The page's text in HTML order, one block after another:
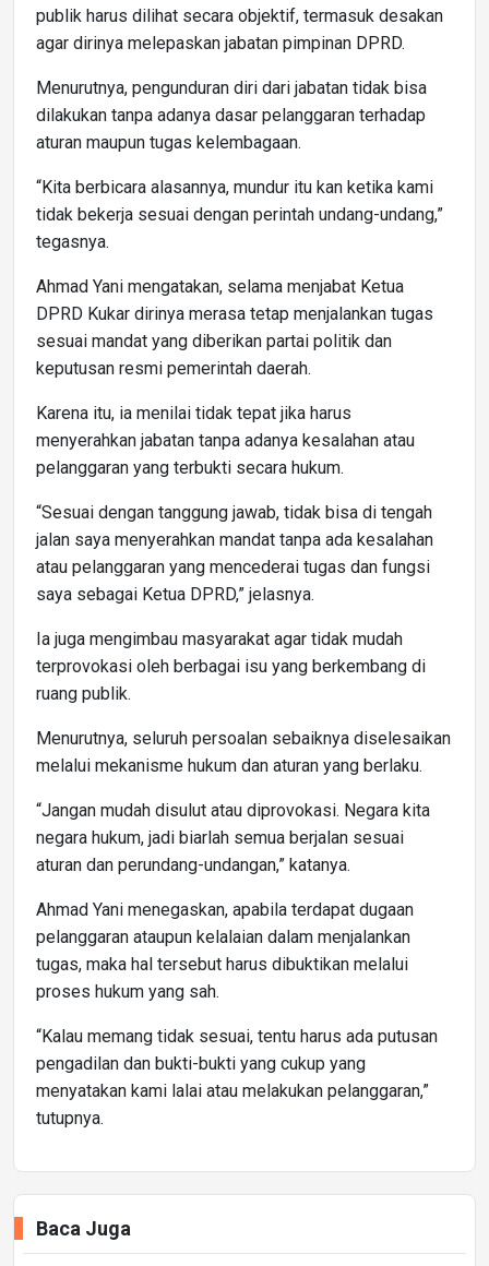
publik harus dilihat secara objektif, termasuk desakan
agar dirinya melepaskan jabatan pimpinan DPRD.
Menurutnya, pengunduran diri dari jabatan tidak bisa
dilakukan tanpa adanya dasar pelanggaran terhadap
aturan maupun tugas kelembagaan.
“Kita berbicara alasannya, mundur itu kan ketika kami
tidak bekerja sesuai dengan perintah undang-undang,”
tegasnya.
Ahmad Yani mengatakan, selama menjabat Ketua
DPRD Kukar dirinya merasa tetap menjalankan tugas
sesuai mandat yang diberikan partai politik dan
keputusan resmi pemerintah daerah.
Karena itu, ia menilai tidak tepat jika harus
menyerahkan jabatan tanpa adanya kesalahan atau
pelanggaran yang terbukti secara hukum.
“Sesuai dengan tanggung jawab, tidak bisa di tengah
jalan saya menyerahkan mandat tanpa ada kesalahan
atau pelanggaran yang mencederai tugas dan fungsi
saya sebagai Ketua DPRD,” jelasnya.
Ia juga mengimbau masyarakat agar tidak mudah
terprovokasi oleh berbagai isu yang berkembang di
ruang publik.
Menurutnya, seluruh persoalan sebaiknya diselesaikan
melalui mekanisme hukum dan aturan yang berlaku.
“Jangan mudah disulut atau diprovokasi. Negara kita
negara hukum, jadi biarlah semua berjalan sesuai
aturan dan perundang-undangan,” katanya.
Ahmad Yani menegaskan, apabila terdapat dugaan
pelanggaran ataupun kelalaian dalam menjalankan
tugas, maka hal tersebut harus dibuktikan melalui
proses hukum yang sah.
“Kalau memang tidak sesuai, tentu harus ada putusan
pengadilan dan bukti-bukti yang cukup yang
menyatakan kami lalai atau melakukan pelanggaran,”
tutupnya.
Baca Juga